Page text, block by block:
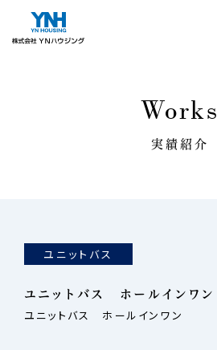
Works
実績紹介
ユニットバス
ユニットバス ホールインワン
ユニットバス ホールインワン